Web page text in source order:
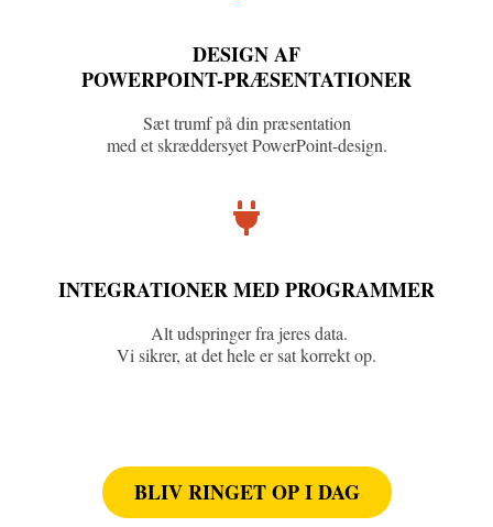
DESIGN AF
POWERPOINT-PRÆSENTATIONER
Sæt trumf på din præsentation
med et skræddersyet PowerPoint-design.
INTEGRATIONER MED PROGRAMMER
Alt udspringer fra jeres data.
Vi sikrer, at det hele er sat korrekt op.
BLIV RINGET OP I DAG